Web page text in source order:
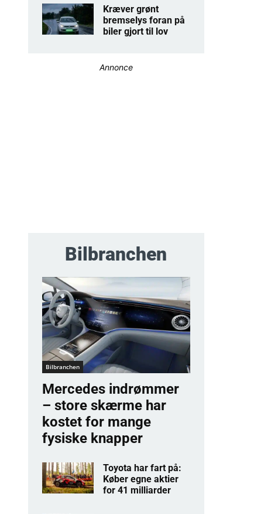
Kræver grønt
bremselys foran på
biler gjort til lov
Annonce
Bilbranchen
Bilbranchen
Mercedes indrømmer
– store skærme har
kostet for mange
fysiske knapper
Toyota har fart på:
Køber egne aktier
for 41 milliarder